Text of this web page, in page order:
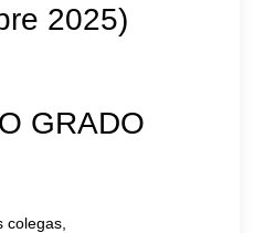
2025)
GRADO
colegas,